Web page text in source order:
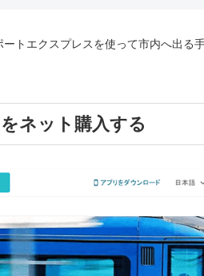
トエクスプレスを使って市内へ出る
ネット購入する